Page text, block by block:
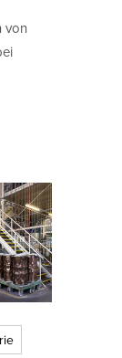
von